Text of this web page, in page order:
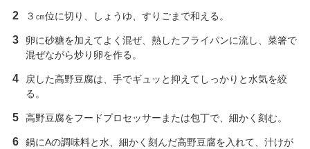
３㎝位に切り、しょうゆ、すりごまで和える。
卵に砂糖を加えてよく混ぜ、熱したフライパンに流し、菜箸で
混ぜながら炒り卵を作る。
戻した高野豆腐は、手でギュッと抑えてしっかりと水気を絞
る。
高野豆腐をフードプロセッサーまたは包丁で、細かく刻む。
鍋にAの調味料と水、細かく刻んだ高野豆腐を入れて、汁けが